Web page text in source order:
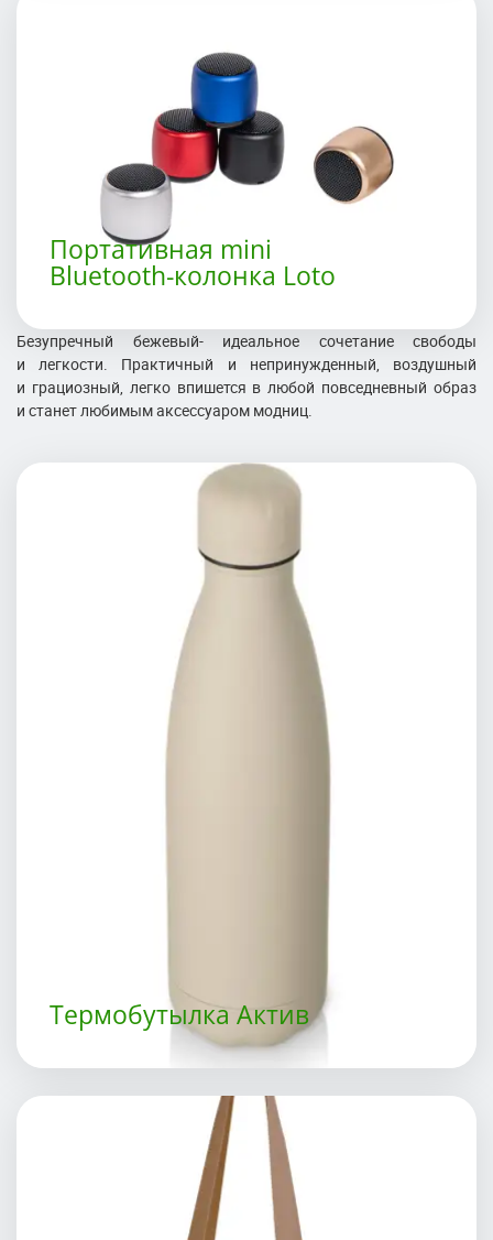
Портативная mini
Bluetooth-колонка Loto
Безупречный бежевый- идеальное сочетание свободы
и легкости. Практичный и непринужденный, воздушный
и грациозный, легко впишется в любой повседневный образ
и станет любимым аксессуаром модниц.
Термобутылка Актив